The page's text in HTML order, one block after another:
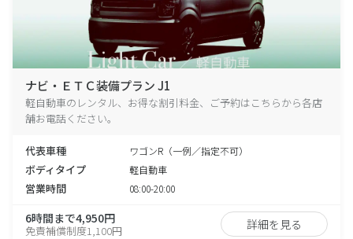
ナビ・ＥＴＣ装備プラン J1
軽自動車のレンタル、お得な割引料金、ご予約はこちらから各店
舗お電話ください。
代表車種 ワゴンR（一例／指定不可）
ボディタイプ 軽自動車
営業時間 08:00-20:00
6時間まで4,950円
免責補償制度1,100円 詳細を見る